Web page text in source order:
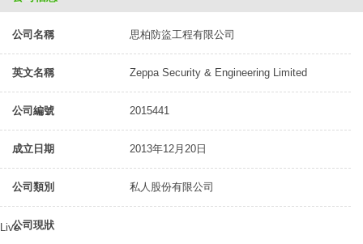
公司名稱 思柏防盜工程有限公司
英文名稱 Zeppa Security & Engineering Limited
公司編號 2015441
成立日期 2013年12月20日
公司類別 私人股份有限公司
公司現狀
Live